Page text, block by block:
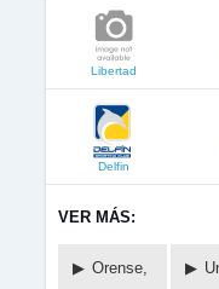
Libertad
Delfin
VER MÁS:
Orense,